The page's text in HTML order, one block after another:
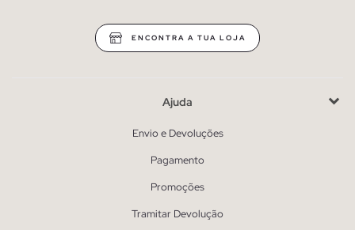
ENCONTRA A TUA LOJA
Ajuda
Envio e Devoluções
Pagamento
Promoções
Tramitar Devolução